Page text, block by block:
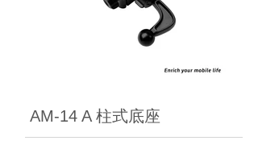
AM-14 A 柱式底座